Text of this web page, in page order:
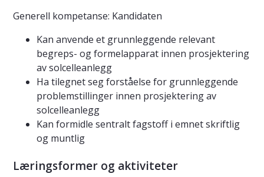
Generell kompetanse: Kandidaten
Kan anvende et grunnleggende relevant
begreps- og formelapparat innen prosjektering
av solcelleanlegg
Ha tilegnet seg forståelse for grunnleggende
problemstillinger innen prosjektering av
solcelleanlegg
Kan formidle sentralt fagstoff i emnet skriftlig
og muntlig
Læringsformer og aktiviteter